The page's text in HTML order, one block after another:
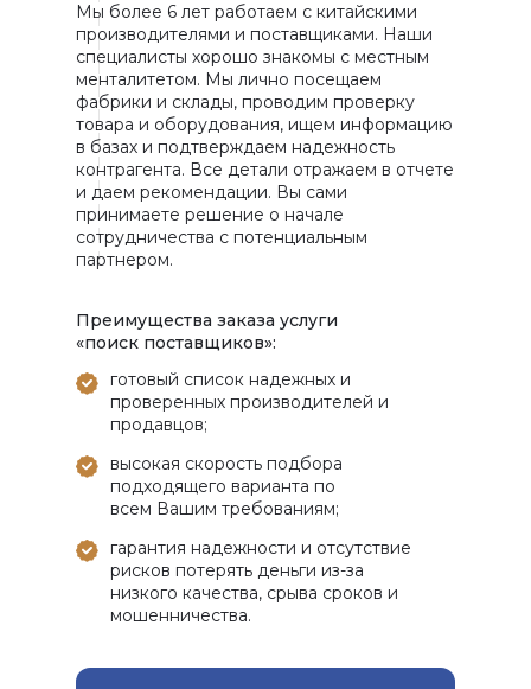
Мы более 6 лет работаем с китайскими
производителями и поставщиками. Наши
специалисты хорошо знакомы с местным
менталитетом. Мы лично посещаем
фабрики и склады, проводим проверку
товара и оборудования, ищем информацию
в базах и подтверждаем надежность
контрагента. Все детали отражаем в отчете
и даем рекомендации. Вы сами
принимаете решение о начале
сотрудничества с потенциальным
партнером.
готовый список надежных и
проверенных производителей и
продавцов;
высокая скорость подбора
подходящего варианта по
всем Вашим требованиям;
гарантия надежности и отсутствие
рисков потерять деньги из-за
низкого качества, срыва сроков и
мошенничества.
Преимущества заказа услуги
«поиск поставщиков»: